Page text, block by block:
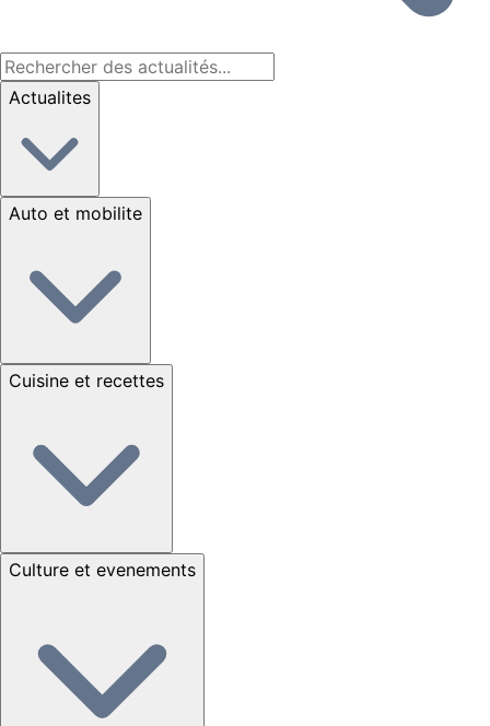
Actualites
Auto et mobilite
Cuisine et recettes
Culture et evenements